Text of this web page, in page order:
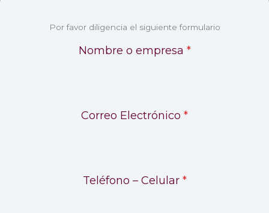
Por favor diligencia el siguiente formulario
Nombre o empresa *
Correo Electrónico *
Teléfono – Celular *